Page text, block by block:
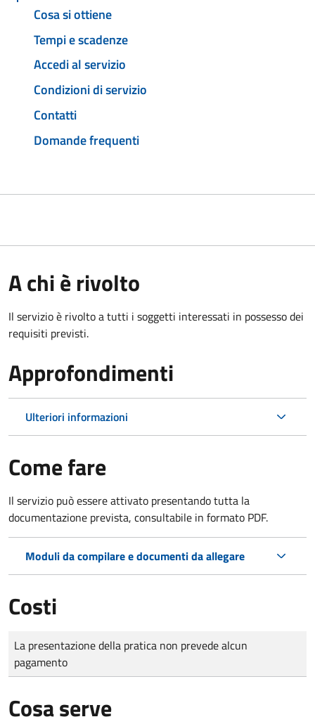
Cosa si ottiene
Tempi e scadenze
Accedi al servizio
Condizioni di servizio
Contatti
Domande frequenti
A chi è rivolto
Il servizio è rivolto a tutti i soggetti interessati in possesso dei
requisiti previsti.
Approfondimenti
Ulteriori informazioni
Come fare
Il servizio può essere attivato presentando tutta la
documentazione prevista, consultabile in formato PDF.
Moduli da compilare e documenti da allegare
Costi
Tipo di pagamento
Importo
La presentazione della pratica non prevede alcun
pagamento
Cosa serve